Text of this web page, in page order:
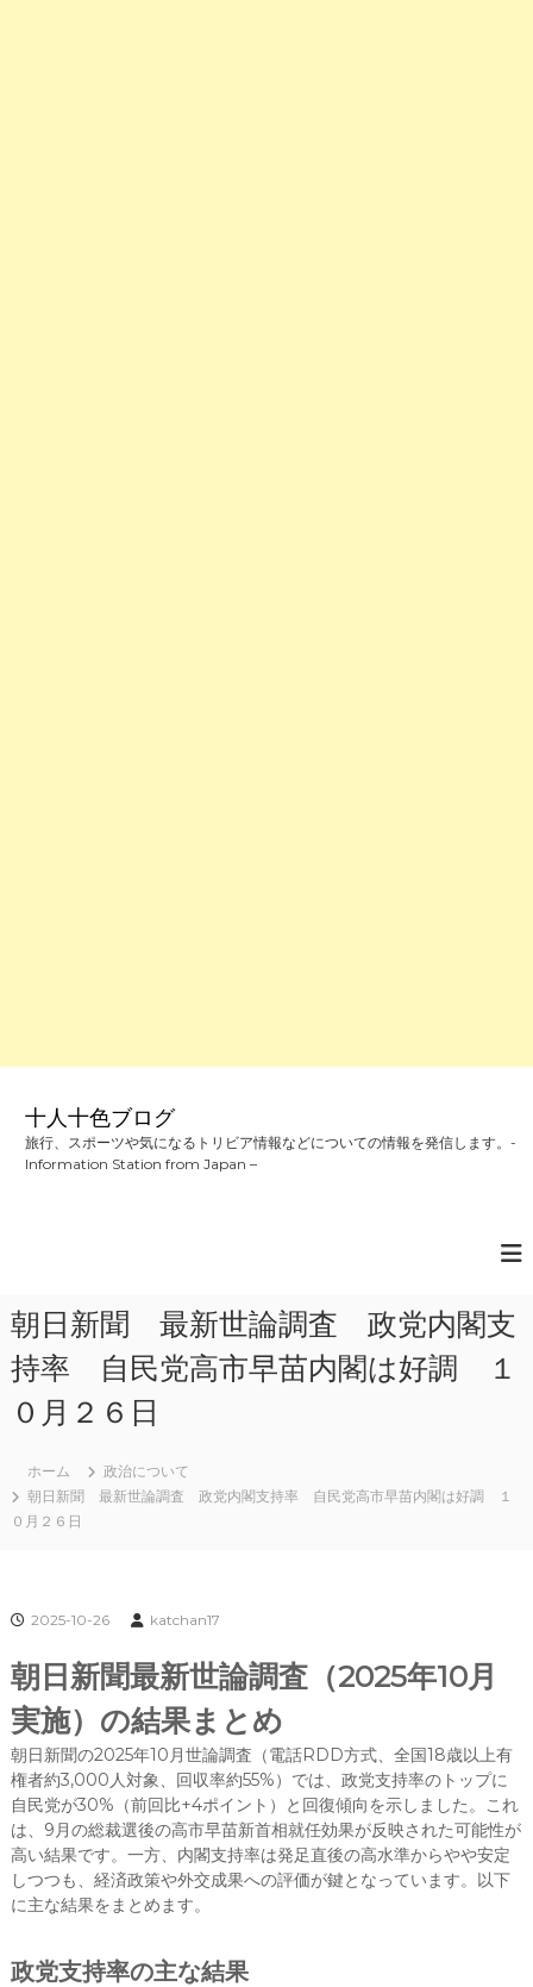
十人十色ブログ
旅行、スポーツや気になるトリビア情報などについての情報を発信します。-
Information Station from Japan –
朝日新聞 最新世論調査 政党内閣支
持率 自民党高市早苗内閣は好調 １
０月２６日
ホーム
政治について
朝日新聞 最新世論調査 政党内閣支持率 自民党高市早苗内閣は好調 １
０月２６日
2025-10-26 katchan17
朝日新聞最新世論調査（2025年10月
実施）の結果まとめ
朝日新聞の2025年10月世論調査（電話RDD方式、全国18歳以上有
権者約3,000人対象、回収率約55%）では、政党支持率のトップに
自民党が30%（前回比+4ポイント）と回復傾向を示しました。これ
は、9月の総裁選後の高市早苗新首相就任効果が反映された可能性が
高い結果です。一方、内閣支持率は発足直後の高水準からやや安定
しつつも、経済政策や外交成果への評価が鍵となっています。以下
に主な結果をまとめます。
政党支持率の主な結果